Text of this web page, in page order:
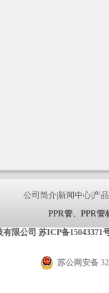
公司简介| 新闻中心| 产
PPR管、 PPR管
限公司 苏ICP备15043371
苏公网安备